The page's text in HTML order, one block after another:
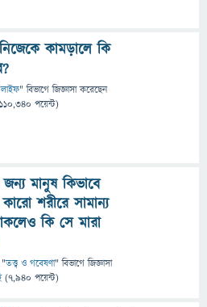
কামড়ালে কি
লাইফ" বিভাগে জিজ্ঞাসাকরেছেন
110,340 পয়েন্ট)
মানুষ কিভাবে
শরীরে সামান্য
কি সে মারা
"তত্ত্ব ও গবেষণা" বিভাগে জিজ্ঞাসা
(7,940 পয়েন্ট)